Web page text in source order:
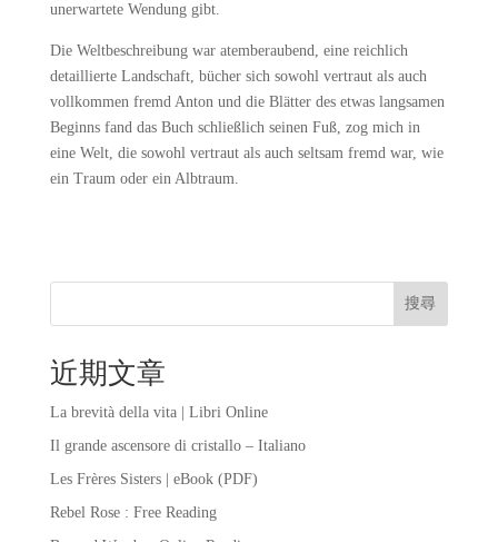
unerwartete Wendung gibt.
Die Weltbeschreibung war atemberaubend, eine reichlich
detaillierte Landschaft, bücher sich sowohl vertraut als auch
vollkommen fremd Anton und die Blätter des etwas langsamen
Beginns fand das Buch schließlich seinen Fuß, zog mich in
eine Welt, die sowohl vertraut als auch seltsam fremd war, wie
ein Traum oder ein Albtraum.
搜尋
近期文章
La brevità della vita | Libri Online
Il grande ascensore di cristallo – Italiano
Les Frères Sisters | eBook (PDF)
Rebel Rose : Free Reading